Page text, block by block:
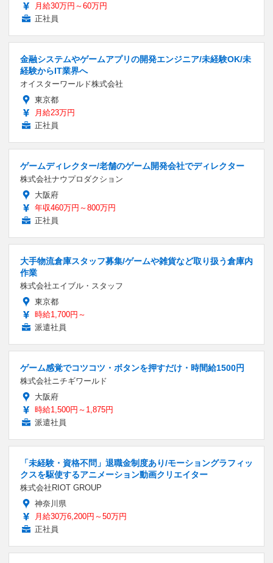
月給30万円～60万円
正社員
金融システムやゲームアプリの開発エンジニア/未経験OK/未
経験からIT業界へ
オイスターワールド株式会社
東京都
月給23万円
正社員
ゲームディレクター/老舗のゲーム開発会社でディレクター
株式会社ナウプロダクション
大阪府
年収460万円～800万円
正社員
大手物流倉庫スタッフ募集/ゲームや雑貨など取り扱う倉庫内
作業
株式会社エイブル・スタッフ
東京都
時給1,700円～
派遣社員
ゲーム感覚でコツコツ・ボタンを押すだけ・時間給1500円
株式会社ニチギワールド
大阪府
時給1,500円～1,875円
派遣社員
「未経験・資格不問」退職金制度あり/モーショングラフィッ
クスを駆使するアニメーション動画クリエイター
株式会社RIOT GROUP
神奈川県
月給30万6,200円～50万円
正社員